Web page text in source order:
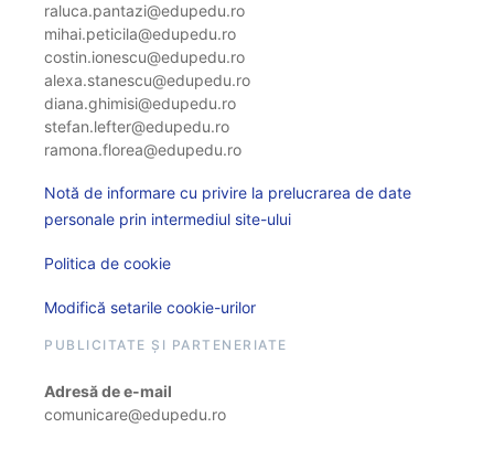
raluca.pantazi@edupedu.ro
mihai.peticila@edupedu.ro
costin.ionescu@edupedu.ro
alexa.stanescu@edupedu.ro
diana.ghimisi@edupedu.ro
stefan.lefter@edupedu.ro
ramona.florea@edupedu.ro
Notă de informare cu privire la prelucrarea de date
personale prin intermediul site-ului
Politica de cookie
Modifică setarile cookie-urilor
PUBLICITATE ȘI PARTENERIATE
Adresă de e-mail
comunicare@edupedu.ro